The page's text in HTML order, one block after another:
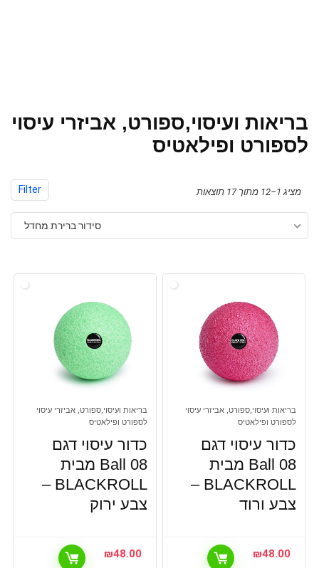
בריאות ועיסוי,ספורט, אביזרי עיסוי
לספורט ופילאטיס
Filter מציג 1–12 מתוך 17 תוצאות
סידור ברירת מחדל
בריאות ועיסוי,ספורט, אביזרי עיסוי
לספורט ופילאטיס
כדור עיסוי דגם
Ball 08 מבית
BLACKROLL –
צבע ורוד
₪48.00
בריאות ועיסוי,ספורט, אביזרי עיסוי
לספורט ופילאטיס
כדור עיסוי דגם
Ball 08 מבית
BLACKROLL –
צבע ירוק
₪48.00